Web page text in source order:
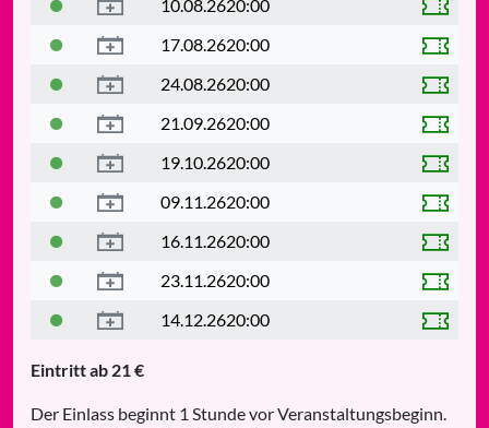
10.08.2620:00
17.08.2620:00
24.08.2620:00
21.09.2620:00
19.10.2620:00
09.11.2620:00
16.11.2620:00
23.11.2620:00
14.12.2620:00
Eintritt ab 21 €
Der Einlass beginnt 1 Stunde vor Veranstaltungsbeginn.